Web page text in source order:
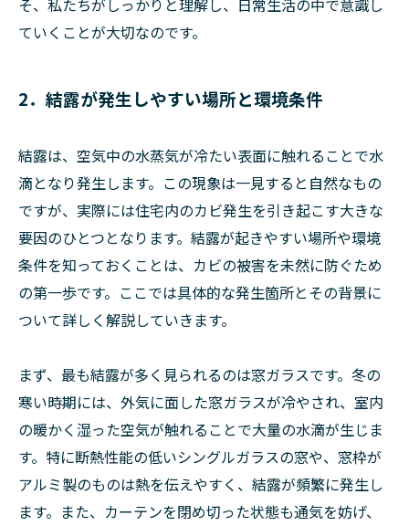
ていくことが大切なのです。
2．結露が発生しやすい場所と環境条件
結露は、空気中の水蒸気が冷たい表面に触れることで水
滴となり発生します。この現象は一見すると自然なもの
ですが、実際には住宅内のカビ発生を引き起こす大きな
要因のひとつとなります。結露が起きやすい場所や環境
条件を知っておくことは、カビの被害を未然に防ぐため
の第一歩です。ここでは具体的な発生箇所とその背景に
ついて詳しく解説していきます。
まず、最も結露が多く見られるのは窓ガラスです。冬の
寒い時期には、外気に面した窓ガラスが冷やされ、室内
の暖かく湿った空気が触れることで大量の水滴が生じま
す。特に断熱性能の低いシングルガラスの窓や、窓枠が
アルミ製のものは熱を伝えやすく、結露が頻繁に発生し
ます。また、カーテンを閉め切った状態も通気を妨げ、